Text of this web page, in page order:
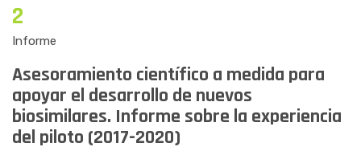
2
Informe
Asesoramiento científico a medida para
apoyar el desarrollo de nuevos
biosimilares. Informe sobre la experiencia
del piloto (2017-2020)